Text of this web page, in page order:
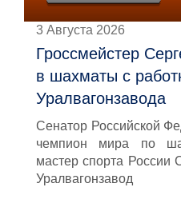
3 Августа 2026
Гроссмейстер
в шахматы с
Уралвагонзавода
Сенатор Российской
чемпион мира по
мастер спорта России
Уралвагонзавод